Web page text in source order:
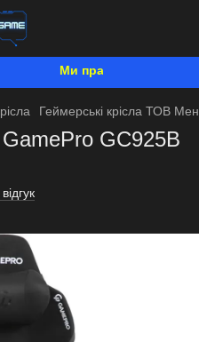
Ми працюємо. Все буде
Геймерські крісла ТОВ
GamePro GC925B